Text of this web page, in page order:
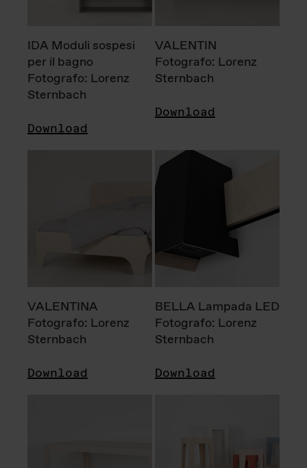
IDA Moduli sospesi
per il bagno
Fotografo: Lorenz
Sternbach
Download
VALENTIN
Fotografo: Lorenz
Sternbach
Download
VALENTINA
Fotografo: Lorenz
Sternbach
Download
BELLA Lampada LED
Fotografo: Lorenz
Sternbach
Download